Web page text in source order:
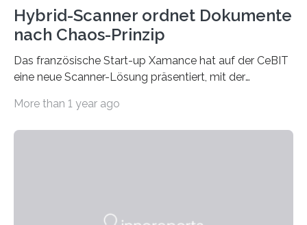
Hybrid-Scanner ordnet Dokumente
nach Chaos-Prinzip
Das französische Start-up Xamance hat auf der CeBIT
eine neue Scanner-Lösung präsentiert, mit der
und…
More than 1 year ago